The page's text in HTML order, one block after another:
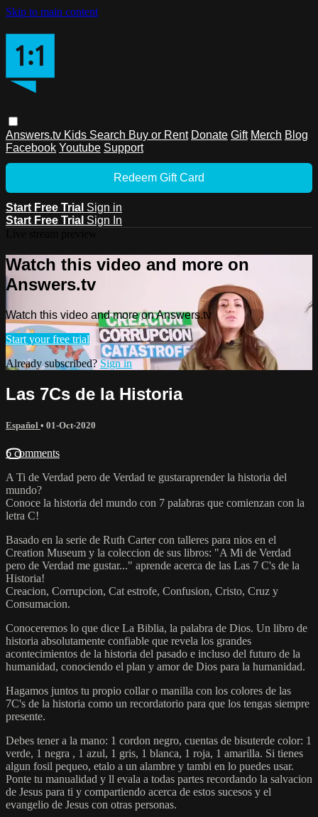
Skip to main content
Answers.tv Kids Search Buy or Rent Donate Gift Merch Blog
Facebook Youtube Support
Redeem Gift Card
Start Free Trial Sign in
Start Free Trial Sign In
Watch this video and more on
Answers.tv
Watch this video and more on Answers.tv
Start your free trial
Already subscribed? Sign in
Las 7Cs de la Historia
Español • 01-Oct-2020
6 comments
A Ti de Verdad pero de Verdad te gustaraprender la historia del
mundo?
Conoce la historia del mundo con 7 palabras que comienzan con la
letra C!
Basado en la serie de Ruth Carter con talleres para nios en el
Creation Museum y la coleccion de sus libros: "A Mi de Verdad
pero de Verdad me gustar..." aprende acerca de las Las 7 C's de la
Historia!
Creacion, Corrupcion, Cat estrofe, Confusion, Cristo, Cruz y
Consumacion.
Conoceremos lo que dice La Biblia, la palabra de Dios. Un libro de
historia absolutamente confiable que revela los grandes
acontecimientos de la historia del pasado e incluso del futuro de la
humanidad, conociendo el plan y amor de Dios para la humanidad.
Hagamos juntos tu propio collar o manilla con los colores de las
7C's de la historia como un recordatorio para que los tengas siempre
presente.
Debes tener a la mano: 1 cordon negro, cuentas de bisuterde color: 1
verde, 1 negra , 1 azul, 1 gris, 1 blanca, 1 roja, 1 amarilla. Si tienes
algun fosil pequeo, etalo a un alambre y tambi en lo puedes usar.
Ponte tu manualidad y ll evala a todas partes recordando la salvacion
de Jesus para ti y compartiendo acerca de estos sucesos y el
evangelio de Jesus con otras personas.